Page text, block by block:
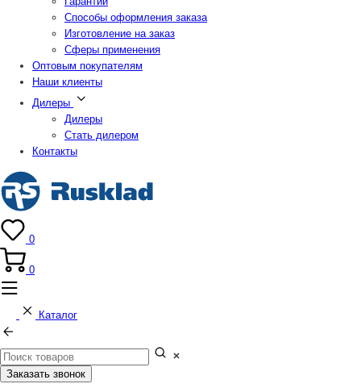
Способы оформления заказа
Изготовление на заказ
Сферы применения
Оптовым покупателям
Наши клиенты
Дилеры
Дилеры
Стать дилером
Контакты
0
0
Каталог
Заказать звонок